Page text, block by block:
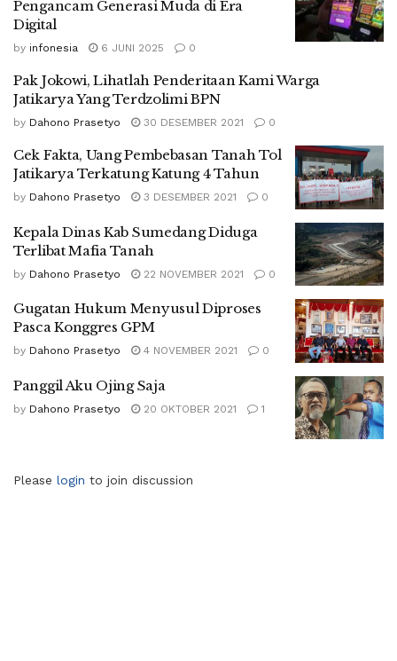
Pengancam Generasi Muda di Era
Digital
by infonesia 6 JUNI 2025 0
Pak Jokowi, Lihatlah Penderitaan Kami Warga
Jatikarya Yang Terdzolimi BPN
by Dahono Prasetyo 30 DESEMBER 2021 0
Cek Fakta, Uang Pembebasan Tanah Tol
Jatikarya Terkatung Katung 4 Tahun
by Dahono Prasetyo 3 DESEMBER 2021 0
Kepala Dinas Kab Sumedang Diduga
Terlibat Mafia Tanah
by Dahono Prasetyo 22 NOVEMBER 2021 0
Gugatan Hukum Menyusul Diproses
Pasca Konggres GPM
by Dahono Prasetyo 4 NOVEMBER 2021 0
Panggil Aku Ojing Saja
by Dahono Prasetyo 20 OKTOBER 2021 1
Please login to join discussion